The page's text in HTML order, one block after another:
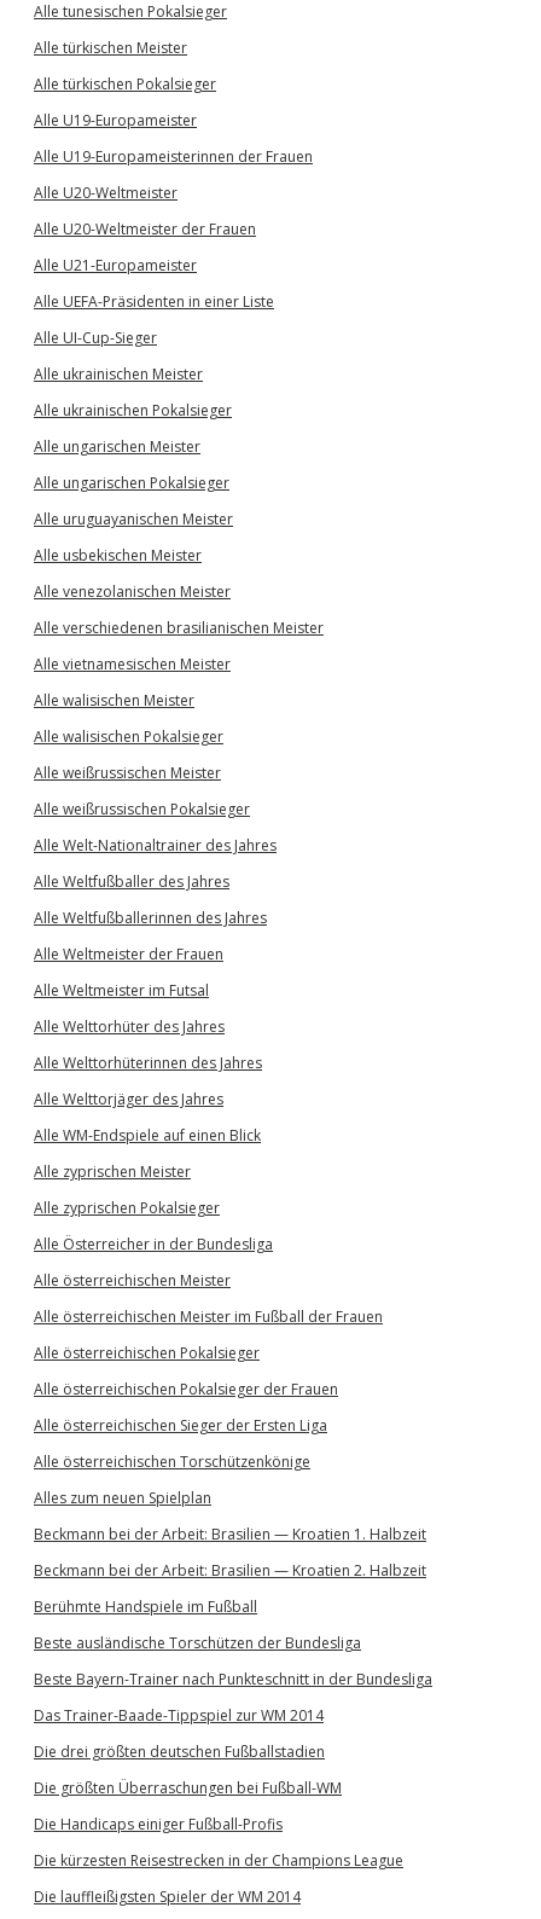
Alle tunesischen Pokalsieger
Alle türkischen Meister
Alle türkischen Pokalsieger
Alle U19-Europameister
Alle U19-Europameisterinnen der Frauen
Alle U20-Weltmeister
Alle U20-Weltmeister der Frauen
Alle U21-Europameister
Alle UEFA-Präsidenten in einer Liste
Alle UI-Cup-Sieger
Alle ukrainischen Meister
Alle ukrainischen Pokalsieger
Alle ungarischen Meister
Alle ungarischen Pokalsieger
Alle uruguayanischen Meister
Alle usbekischen Meister
Alle venezolanischen Meister
Alle verschiedenen brasilianischen Meister
Alle vietnamesischen Meister
Alle walisischen Meister
Alle walisischen Pokalsieger
Alle weißrussischen Meister
Alle weißrussischen Pokalsieger
Alle Welt-Nationaltrainer des Jahres
Alle Weltfußballer des Jahres
Alle Weltfußballerinnen des Jahres
Alle Weltmeister der Frauen
Alle Weltmeister im Futsal
Alle Welttorhüter des Jahres
Alle Welttorhüterinnen des Jahres
Alle Welttorjäger des Jahres
Alle WM-Endspiele auf einen Blick
Alle zyprischen Meister
Alle zyprischen Pokalsieger
Alle Österreicher in der Bundesliga
Alle österreichischen Meister
Alle österreichischen Meister im Fußball der Frauen
Alle österreichischen Pokalsieger
Alle österreichischen Pokalsieger der Frauen
Alle österreichischen Sieger der Ersten Liga
Alle österreichischen Torschützenkönige
Alles zum neuen Spielplan
Beckmann bei der Arbeit: Brasilien — Kroatien 1. Halbzeit
Beckmann bei der Arbeit: Brasilien — Kroatien 2. Halbzeit
Berühmte Handspiele im Fußball
Beste ausländische Torschützen der Bundesliga
Beste Bayern-Trainer nach Punkteschnitt in der Bundesliga
Das Trainer-Baade-Tippspiel zur WM 2014
Die drei größten deutschen Fußballstadien
Die größten Überraschungen bei Fußball-WM
Die Handicaps einiger Fußball-Profis
Die kürzesten Reisestrecken in der Champions League
Die lauffleißigsten Spieler der WM 2014